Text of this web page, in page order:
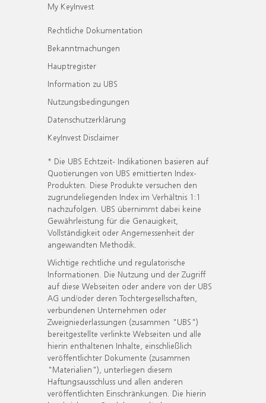
My KeyInvest
Rechtliche Dokumentation
Bekanntmachungen
Hauptregister
Information zu UBS
Nutzungsbedingungen
Datenschutzerklärung
KeyInvest Disclaimer
* Die UBS Echtzeit- Indikationen basieren auf
Quotierungen von UBS emittierten Index-
Produkten. Diese Produkte versuchen den
zugrundeliegenden Index im Verhältnis 1:1
nachzufolgen. UBS übernimmt dabei keine
Gewährleistung für die Genauigkeit,
Vollständigkeit oder Angemessenheit der
angewandten Methodik.
Wichtige rechtliche und regulatorische
Informationen. Die Nutzung und der Zugriff
auf diese Webseiten oder andere von der UBS
AG und/oder deren Tochtergesellschaften,
verbundenen Unternehmen oder
Zweigniederlassungen (zusammen "UBS")
bereitgestellte verlinkte Webseiten und alle
hierin enthaltenen Inhalte, einschließlich
veröffentlichter Dokumente (zusammen
"Materialien"), unterliegen diesem
Haftungsausschluss und allen anderen
veröffentlichten Einschränkungen. Die hierin